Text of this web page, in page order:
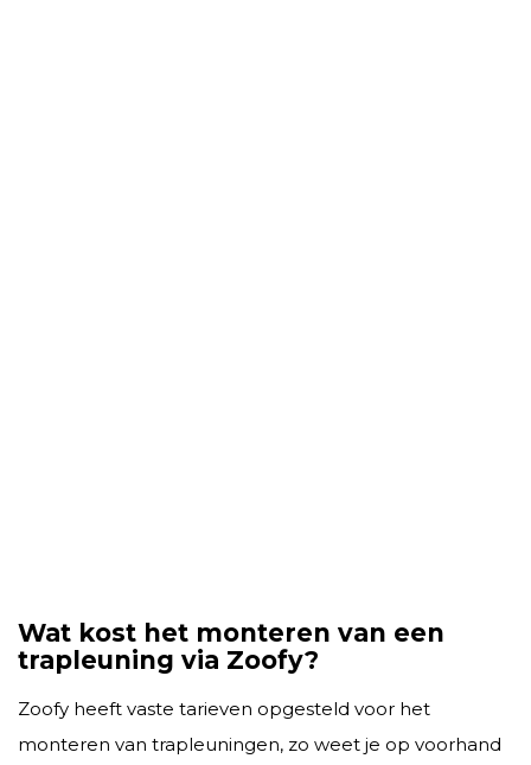
Wat kost het monteren van een
trapleuning via Zoofy?
Zoofy heeft vaste tarieven opgesteld voor het
monteren van trapleuningen, zo weet je op voorhand